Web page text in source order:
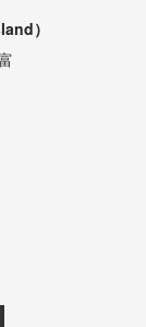
）